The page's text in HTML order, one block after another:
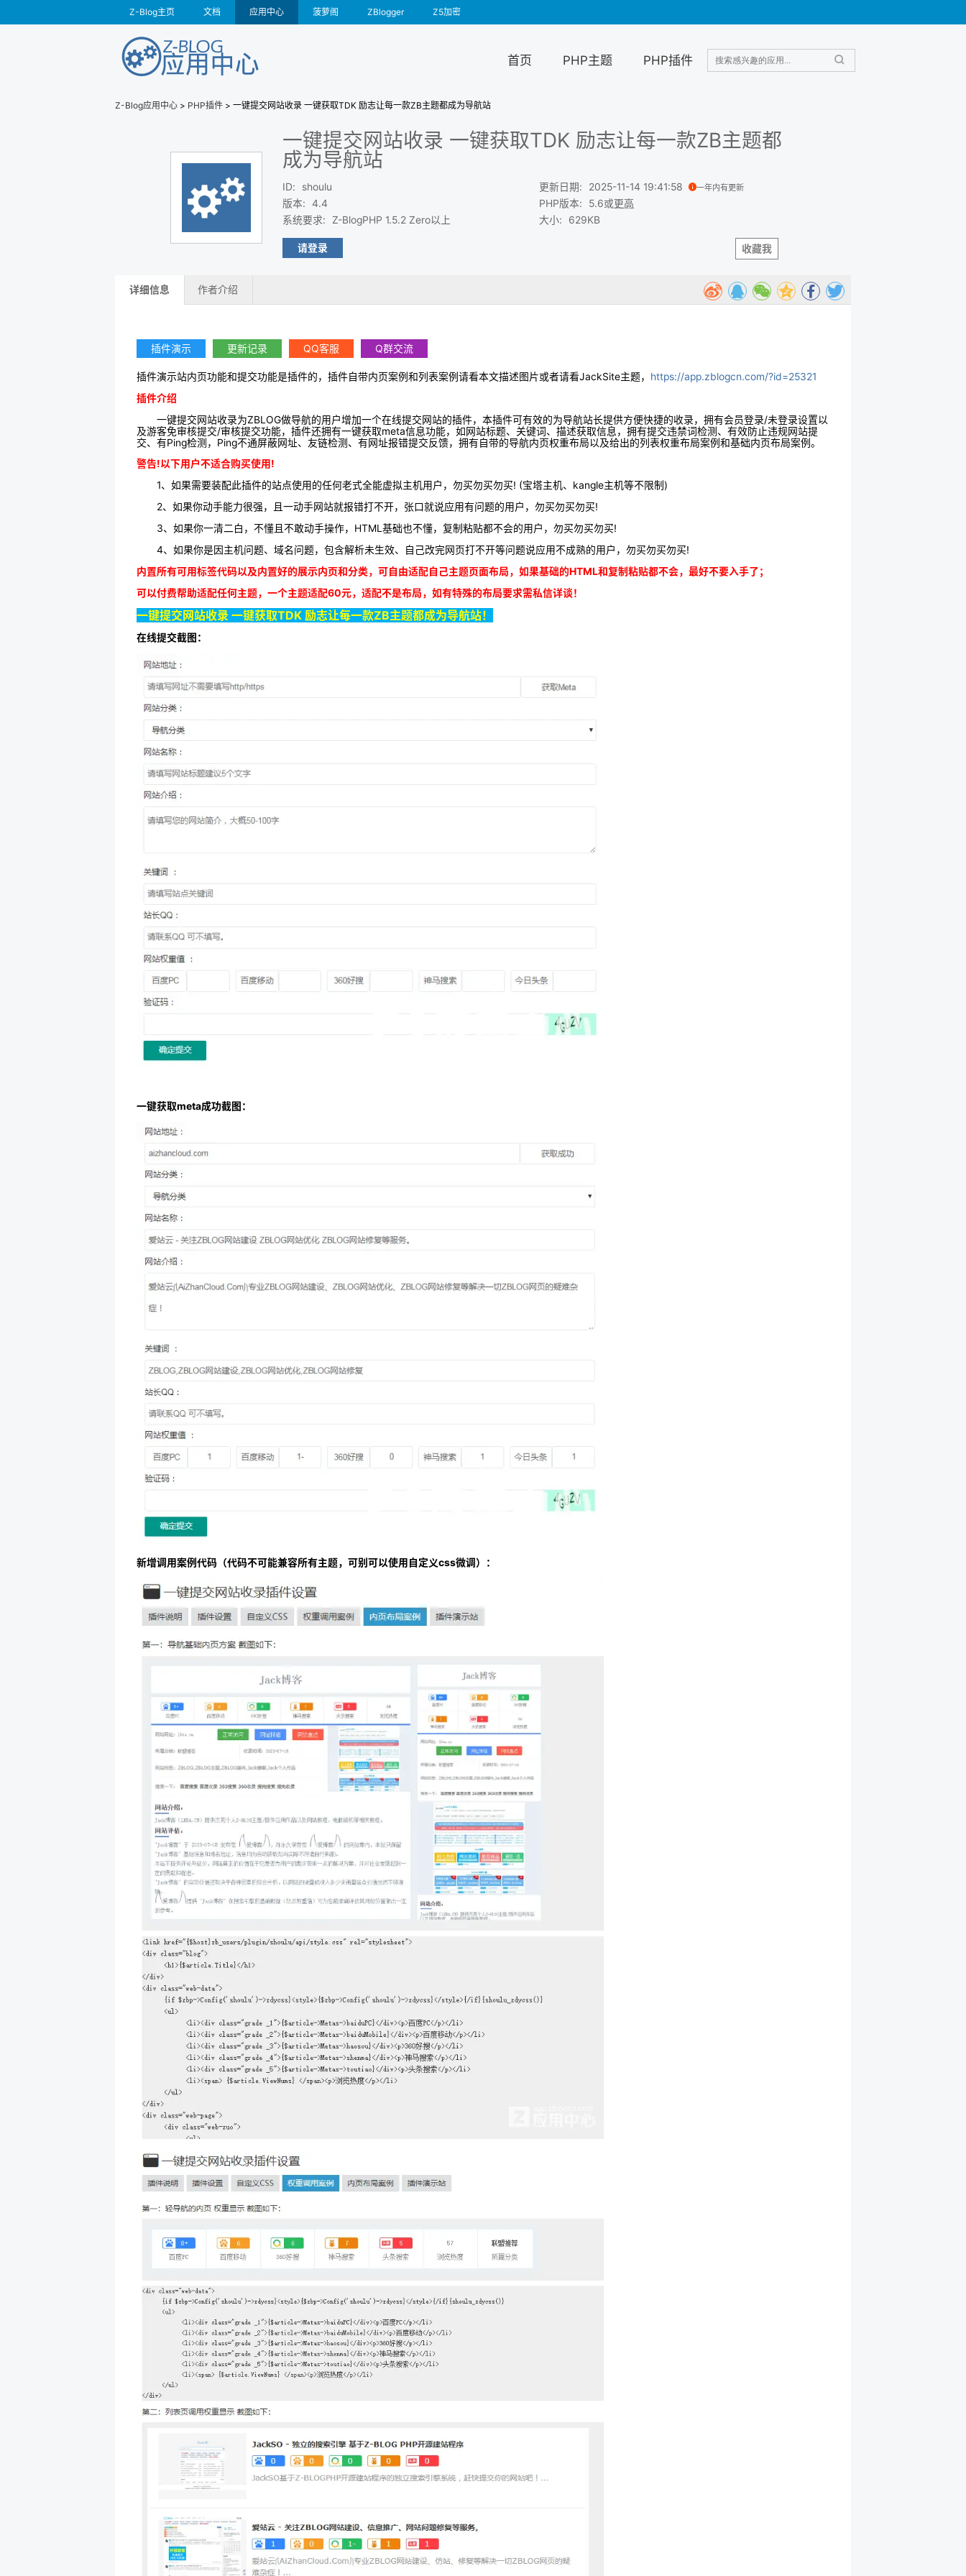
Z-Blog主页 文档 应用中心 菠萝阁 ZBlogger Z5加密
首页 PHP主题 PHP插件
Z-Blog应用中心 > PHP插件 > 一键提交网站收录 一键获取TDK 励志让每一款ZB主题都成为导航站
一键提交网站收录 一键获取TDK 励志让每一款ZB主题都
成为导航站
ID:
shoulu
版本:
4.4
系统要求: Z-BlogPHP 1.5.2 Zero以上
更新日期: 2025-11-14 19:41:58 一年内有更新
PHP版本: 5.6或更高
大小: 629KB
收藏我
请登录
详细信息 作者介绍
插件演示 更新记录 QQ客服 Q群交流
插件演示站内页功能和提交功能是插件的，插件自带内页案例和列表案例请看本文描述图片或者请看JackSite主题， https://app.zblogcn.com/?id=25321
插件介绍
一键提交网站收录为ZBLOG做导航的用户增加一个在线提交网站的插件，本插件可有效的为导航站长提供方便快捷的收录，拥有会员登录/未登录设置以
及游客免审核提交/审核提交功能，插件还拥有一键获取meta信息功能，如网站标题、关键词、描述获取信息，拥有提交违禁词检测、有效防止违规网站提
交、有Ping检测，Ping不通屏蔽网址、友链检测、有网址报错提交反馈，拥有自带的导航内页权重布局以及给出的列表权重布局案例和基础内页布局案例。
警告!以下用户不适合购买使用!
1、如果需要装配此插件的站点使用的任何老式全能虚拟主机用户，勿买勿买勿买! (宝塔主机、kangle主机等不限制)
2、如果你动手能力很强，且一动手网站就报错打不开，张口就说应用有问题的用户，勿买勿买勿买!
3、如果你一清二白，不懂且不敢动手操作，HTML基础也不懂，复制粘贴都不会的用户，勿买勿买勿买!
4、如果你是因主机问题、域名问题，包含解析未生效、自己改完网页打不开等问题说应用不成熟的用户，勿买勿买勿买!
内置所有可用标签代码以及内置好的展示内页和分类，可自由适配自己主题页面布局，如果基础的HTML和复制粘贴都不会，最好不要入手了；
可以付费帮助适配任何主题，一个主题适配60元，适配不是布局，如有特殊的布局要求需私信详谈！
一键提交网站收录 一键获取TDK 励志让每一款ZB主题都成为导航站！
在线提交截图：
一键获取meta成功截图：
新增调用案例代码（代码不可能兼容所有主题，可别可以使用自定义css微调）：